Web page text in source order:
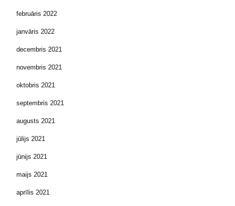
februāris 2022
janvāris 2022
decembris 2021
novembris 2021
oktobris 2021
septembris 2021
augusts 2021
jūlijs 2021
jūnijs 2021
maijs 2021
aprīlis 2021